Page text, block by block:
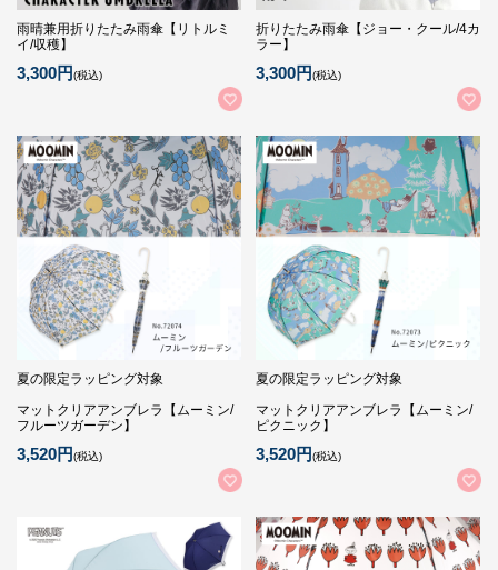
雨晴兼用折りたたみ雨傘【リトルミ
イ/収穫】
3,300円(税込)
折りたたみ雨傘【ジョー・クール/4カ
ラー】
3,300円(税込)
夏の限定ラッピング対象
マットクリアアンブレラ【ムーミン/
フルーツガーデン】
3,520円(税込)
夏の限定ラッピング対象
マットクリアアンブレラ【ムーミン/
ピクニック】
3,520円(税込)